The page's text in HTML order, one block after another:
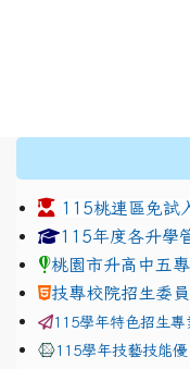
115桃連區免試
link to https://
115年度各升學
桃園市升高中五
技專校院招生委
115學年特色招生
115學年技藝技能